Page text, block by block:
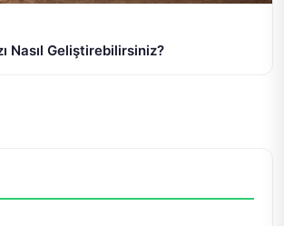
Nasıl Geliştirebilirsiniz?